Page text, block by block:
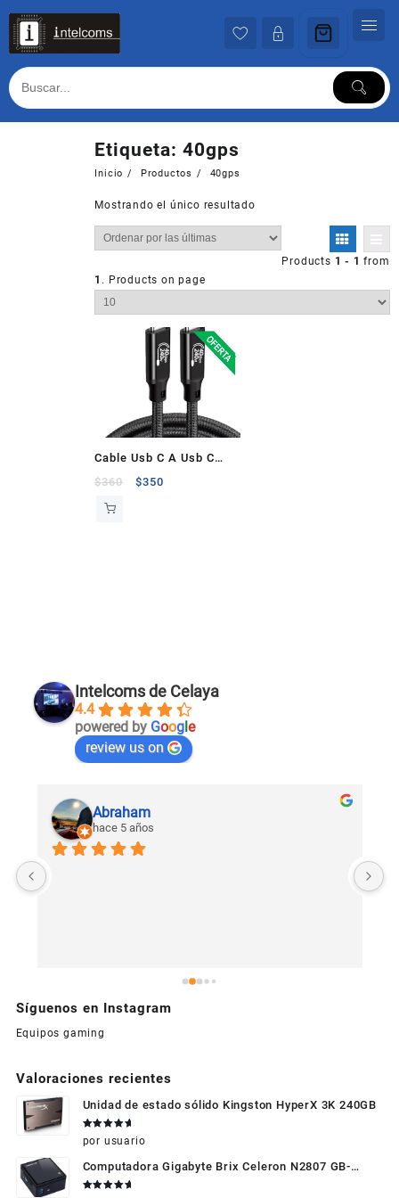
contenido
Etiqueta:40gps
Inicio Productos 40gps
Mostrando el único resultado
Products 1 - 1 from
1 . Products on page
Cable Usb C A Usb C
240W Thunderbolt
40GBPS 1.5M 8K 60HZ
$360 $350
Intelcoms de Celaya
4.4
powered by Google
review us on
Abraham
hace 5 años
Síguenos en Instagram
Equipos gaming
Valoraciones recientes
Unidad de estado sólido Kingston HyperX 3K 240GB
en5 de 5
por usuario
Computadora Gigabyte Brix Celeron N2807 GB-
BXBT-2807 + WIFI + RAM de 4GB + HDD 500gb +